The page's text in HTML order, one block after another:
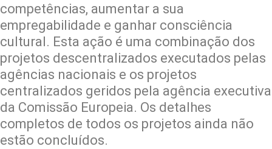
competências, aumentar a sua
empregabilidade e ganhar consciência
cultural. Esta ação é uma combinação dos
projetos descentralizados executados pelas
agências nacionais e os projetos
centralizados geridos pela agência executiva
da Comissão Europeia. Os detalhes
completos de todos os projetos ainda não
estão concluídos.